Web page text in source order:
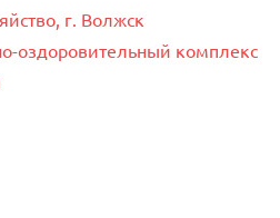
г. Волжск
оздоровительный комплекс